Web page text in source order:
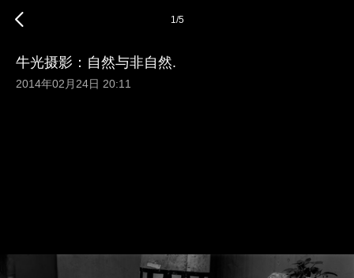
1/5
牛光摄影：自然与非自然.
2014年02月24日 20:11